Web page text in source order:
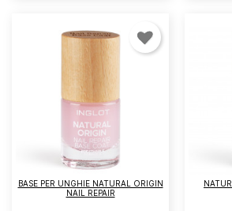
BASE PER UNGHIE NATURAL ORIGIN
NAIL REPAIR